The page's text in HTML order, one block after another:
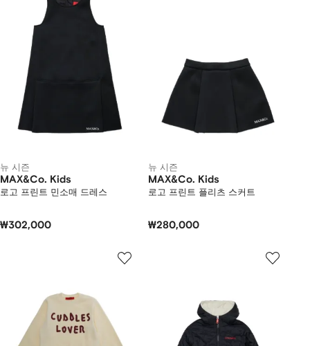
뉴 시즌
MAX&Co. Kids
로고 프린트 민소매 드레스
₩302,000
뉴 시즌
MAX&Co. Kids
로고 프린트 플리츠 스커트
₩280,000